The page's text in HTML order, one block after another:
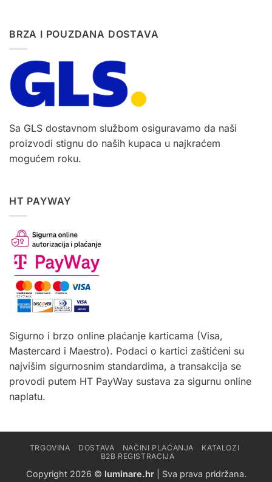
BRZA I POUZDANA DOSTAVA
Sa GLS dostavnom službom osiguravamo da naši
proizvodi stignu do naših kupaca u najkraćem
mogućem roku.
HT PAYWAY
Sigurno i brzo online plaćanje karticama (Visa,
Mastercard i Maestro). Podaci o kartici zaštićeni su
najvišim sigurnosnim standardima, a transakcija se
provodi putem HT PayWay sustava za sigurnu online
naplatu.
TRGOVINA DOSTAVA NAČINI PLAĆANJA
KATALOZI
B2B REGISTRACIJA
Copyright 2026 © luminare.hr| Sva prava pridržana.